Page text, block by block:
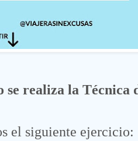
se realiza la Técnica
el siguiente ejercicio: